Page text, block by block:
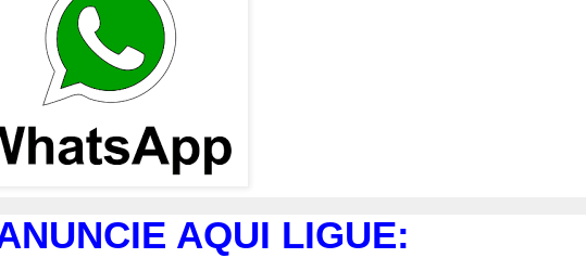
AQUI LIGUE: